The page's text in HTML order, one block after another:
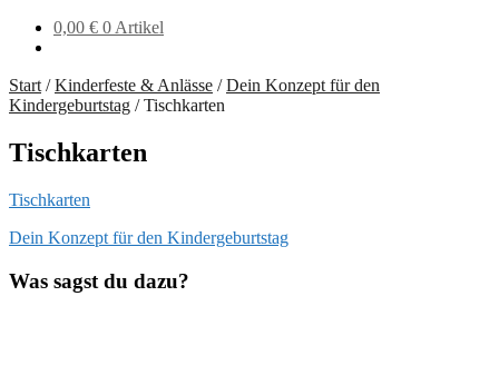
0,00 € 0 Artikel
Start /Kinderfeste & Anlässe /Dein Konzept für den
Kindergeburtstag /Tischkarten
Tischkarten
Tischkarten
Beitragsnavigation
Vorheriger
Dein Konzept für den Kindergeburtstag
Was sagst du dazu?